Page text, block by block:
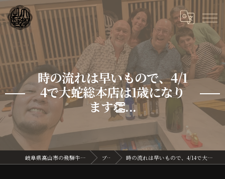
時の流れは早いもので、4/1
4で大蛇総本店は1歳になり
ます👏...
岐阜県高山市の飛騨牛なら飛騨牛割烹 大蛇 ブログ 時の流れは早いもので、4/14で大蛇総本店は1歳になります👏...